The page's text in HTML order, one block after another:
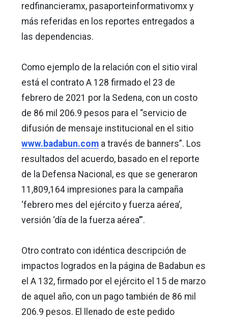
redfinancieramx, pasaporteinformativomx y
más referidas en los reportes entregados a
las dependencias.
Como ejemplo de la relación con el sitio viral
está el contrato A 128 firmado el 23 de
febrero de 2021 por la Sedena, con un costo
de 86 mil 206.9 pesos para el “servicio de
difusión de mensaje institucional en el sitio
www.badabun.com a través de banners”. Los
resultados del acuerdo, basado en el reporte
de la Defensa Nacional, es que se generaron
11,809,164 impresiones para la campaña
‘febrero mes del ejército y fuerza aérea’,
versión ‘día de la fuerza aérea’”.
Otro contrato con idéntica descripción de
impactos logrados en la página de Badabun es
el A 132, firmado por el ejército el 15 de marzo
de aquel año, con un pago también de 86 mil
206.9 pesos. El llenado de este pedido